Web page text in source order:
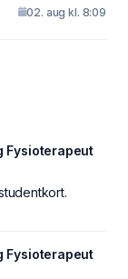
02. aug kl. 8:09
Fysioterapeut
Fysioterapeut